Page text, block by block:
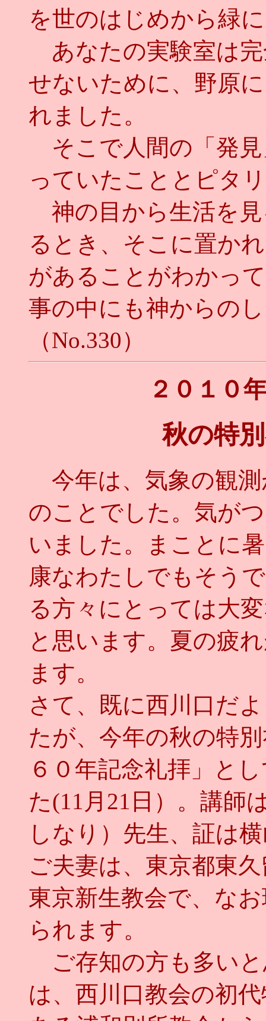
を世のはじめから緑
あなたの実験室は
せないために、野原
れました。
そこで人間の「発
っていたこととピタ
神の目から生活を
るとき、そこに置か
があることがわかっ
事の中にも神からの
（No.330）
２０１
秋の特
今年は、気象の観
のことでした。気が
いました。まことに
康なわたしでもそう
る方々にとっては大
と思います。夏の疲
ます。
さて、既に西川口だ
たが、今年の秋の特
６０年記念礼拝」と
た(11月21日）。講師
しなり）先生、証は
ご夫妻は、東京都東
東京新生教会で、な
られます。
ご存知の方も多い
は、西川口教会の初